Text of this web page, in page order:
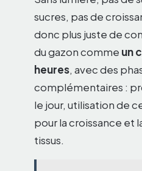
sucres, pas de
donc plus juste de
du gazon comme un
heures, avec des
complémentaires :
le jour, utilisation de
pour la croissance et
tissus.